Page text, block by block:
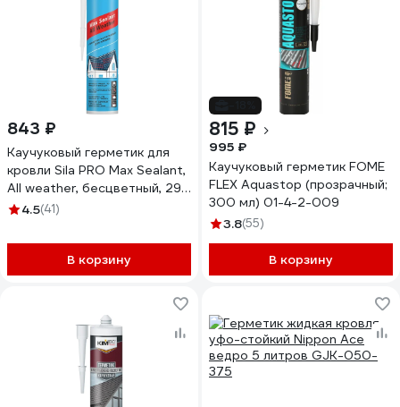
843 ₽
Каучуковый герметик для
кровли Sila PRO Max Sealant,
All weather, бесцветный, 290
мл SAWCL290
4.5(41)
В корзину
815 ₽
995 ₽
Каучуковый герметик FOME
FLEX Aquastop (прозрачный;
300 мл) 01-4-2-009
3.8(55)
В корзину